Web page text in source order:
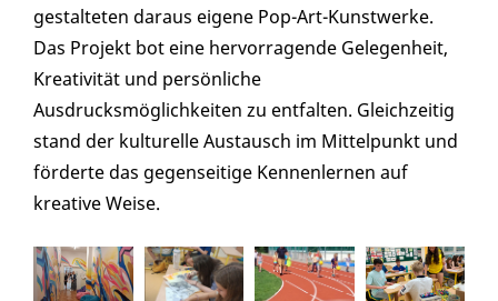
gestalteten daraus eigene Pop-Art-Kunstwerke.
Das Projekt bot eine hervorragende Gelegenheit,
Kreativität und persönliche
Ausdrucksmöglichkeiten zu entfalten. Gleichzeitig
stand der kulturelle Austausch im Mittelpunkt und
förderte das gegenseitige Kennenlernen auf
kreative Weise.